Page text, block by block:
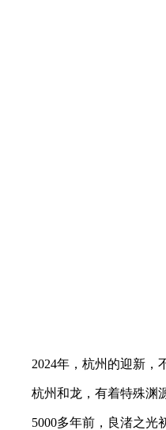
2024年，杭州的迎新，
杭州和龙，有着特殊渊
5000多年前，良渚之光